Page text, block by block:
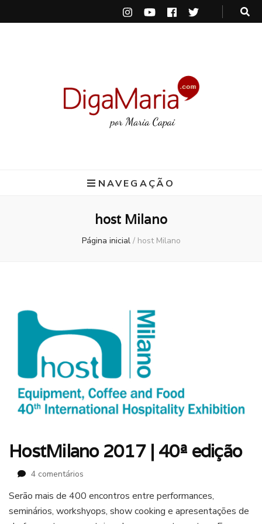
NAVEGAÇÃO
host Milano
Página inicial / host Milano
HostMilano 2017 | 40ª edição
4 comentários
2017
|
Serão mais de 400 encontros entre performances,
seminários, workshyops, show cooking e apresentações de